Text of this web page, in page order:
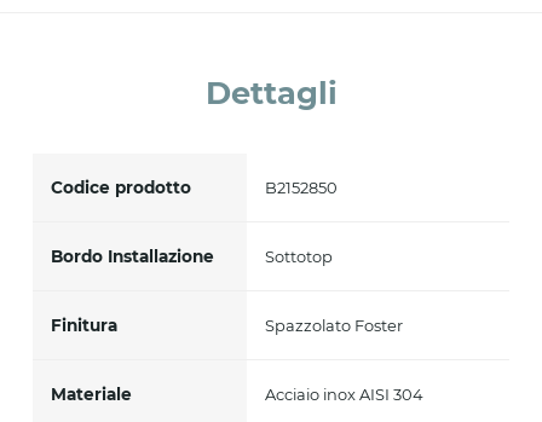
Dettagli
Codice prodotto B2152850
Bordo Installazione Sottotop
Finitura Spazzolato Foster
Materiale Acciaio inox AISI 304